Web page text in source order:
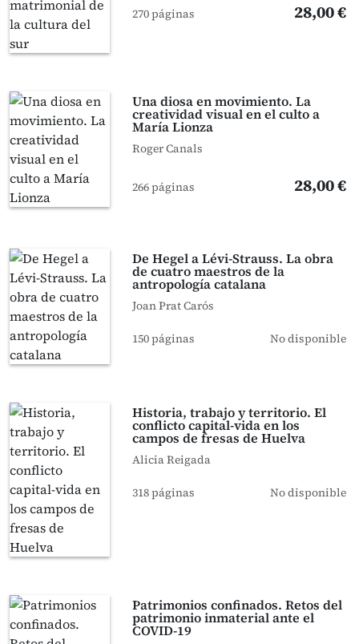
270 páginas 28,00 €
Una diosa en movimiento. La
creatividad visual en el culto a
María Lionza
Roger Canals
266 páginas 28,00 €
De Hegel a Lévi-Strauss. La obra
de cuatro maestros de la
antropología catalana
Joan Prat Carós
150 páginas No disponible
Historia, trabajo y territorio. El
conflicto capital-vida en los
campos de fresas de Huelva
Alicia Reigada
318 páginas No disponible
Patrimonios confinados. Retos del
patrimonio inmaterial ante el
COVID-19